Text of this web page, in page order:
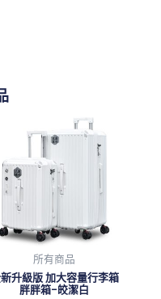
所有商品
升級版 加大容量行李箱
胖胖箱-皎潔白